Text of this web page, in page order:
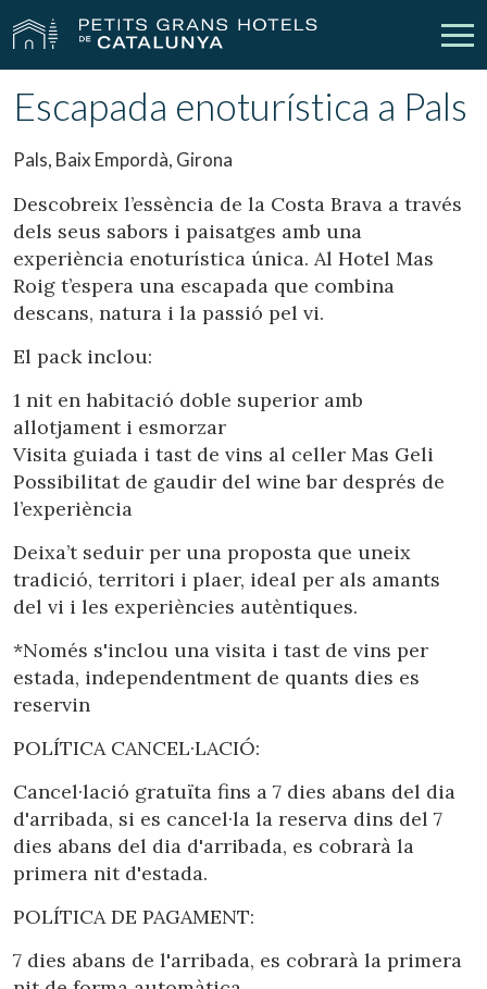
Els Nostres Hotels Escapades
Xecs Regal Descobreix Catalunya
Contacte La meva reserva
vpn_key Inicia sessió person Crear compte
Ubicació/nom de l'hotel
CA ES EN FR
Escapada enoturística a Pals
Pals, Baix Empordà, Girona
Descobreix l’essència de la Costa Brava a través
dels seus sabors i paisatges amb una
experiència enoturística única. Al Hotel Mas
Roig t’espera una escapada que combina
descans, natura i la passió pel vi.
El pack inclou:
1 nit en habitació doble superior amb
allotjament i esmorzar
Visita guiada i tast de vins al celler Mas Geli
Possibilitat de gaudir del wine bar després de
l’experiència
Deixa’t seduir per una proposta que uneix
tradició, territori i plaer, ideal per als amants
del vi i les experiències autèntiques.
*Només s'inclou una visita i tast de vins per
estada, independentment de quants dies es
reservin
POLÍTICA CANCEL·LACIÓ:
Cancel·lació gratuïta fins a 7 dies abans del dia
d'arribada, si es cancel·la la reserva dins del 7
dies abans del dia d'arribada, es cobrarà la
primera nit d'estada.
POLÍTICA DE PAGAMENT:
7 dies abans de l'arribada, es cobrarà la primera